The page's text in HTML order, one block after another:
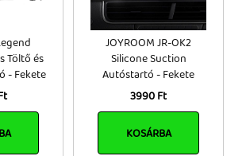
Töltő és
- Fekete
JOYROOM JR-OK2
Silicone Suction
Autóstartó - Fekete
3990 Ft
KOSÁRBA